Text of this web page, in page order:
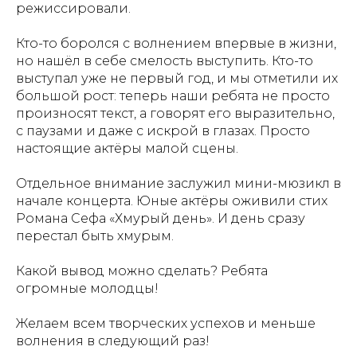
режиссировали.
Кто-то боролся с волнением впервые в жизни,
но нашёл в себе смелость выступить. Кто-то
выступал уже не первый год, и мы отметили их
большой рост: теперь наши ребята не просто
произносят текст, а говорят его выразительно,
с паузами и даже с искрой в глазах. Просто
настоящие актёры малой сцены.
Отдельное внимание заслужил мини-мюзикл в
начале концерта. Юные актёры оживили стих
Романа Сефа «Хмурый день». И день сразу
перестал быть хмурым.
Какой вывод можно сделать? Ребята
огромные молодцы!
Желаем всем творческих успехов и меньше
волнения в следующий раз!